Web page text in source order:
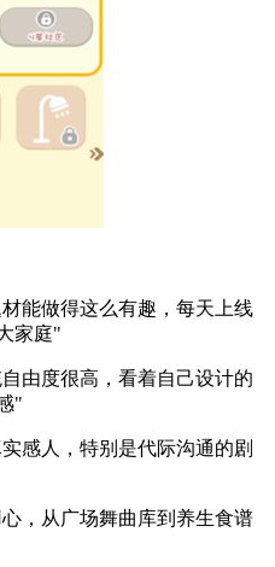
能做得这么有趣，每天上线
家庭"
由度很高，看着自己设计的
"
感人，特别是代际沟通的剧
，从广场舞曲库到养生食谱